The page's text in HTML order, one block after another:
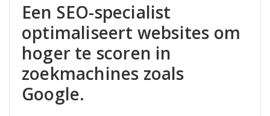
Een SEO-specialist
optimaliseert websites om
hoger te scoren in
zoekmachines zoals
Google.